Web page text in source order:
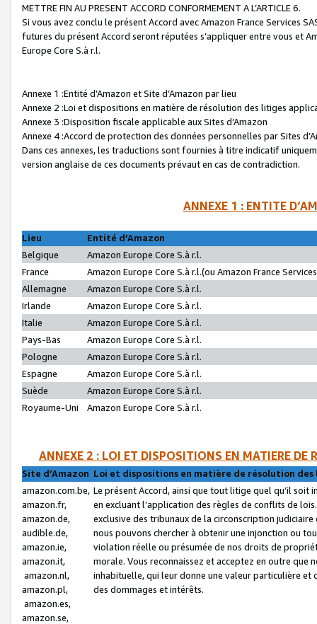
METTRE FIN AU PRESENT ACCORD CONFORMEMENT A L’ARTICLE 6.
Si vous avez conclu le présent Accord avec Amazon France Services
futures du présent Accord seront réputées s’appliquer entre vous et
Europe Core S.à r.l.
Annexe 1 :Entité d’Amazon et Site d’Amazon par lieu
Annexe 2 :Loi et dispositions en matière de résolution des litiges
Annexe 3 :Disposition fiscale applicable aux Sites d’Amazon
Annexe 4 :Accord de protection des données personnelles par Sites
Dans ces annexes, les traductions sont fournies à titre indicatif
version anglaise de ces documents prévaut en cas de contradiction.
ANNEXE 1 : ENTITE
Lieu
Entité d’Amazon
Belgique
Amazon Europe Core S.à r.l.
France
Amazon Europe Core S.à r.l.(ou Amazon France
Allemagne
Amazon Europe Core S.à r.l.
Irlande
Amazon Europe Core S.à r.l.
Italie
Amazon Europe Core S.à r.l.
Pays-Bas
Amazon Europe Core S.à r.l.
Pologne
Amazon Europe Core S.à r.l.
Espagne
Amazon Europe Core S.à r.l.
Suède
Amazon Europe Core S.à r.l.
Royaume-Uni
Amazon Europe Core S.à r.l.
ANNEXE 2 : LOI ET DISPOSITIONS EN MATIERE DE
Site d’Amazon Loi et dispositions en matière de résolution
amazon.com.be,
amazon.fr,
amazon.de,
audible.de,
amazon.ie,
amazon.it,
amazon.nl,
amazon.pl,
amazon.es,
amazon.se,
Le présent Accord, ainsi que tout litige quel qu’il soit
en excluant l’application des règles de conflits de
exclusive des tribunaux de la circonscription
nous pouvons chercher à obtenir une injonction ou
violation réelle ou présumée de nos droits de
morale. Vous reconnaissez et acceptez en outre que
inhabituelle, qui leur donne une valeur particulière
des dommages et intérêts.